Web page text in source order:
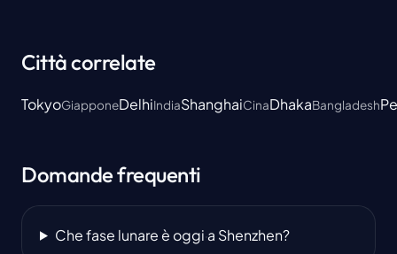
Città correlate
TokyoGiapponeDelhiIndiaShanghaiCinaDhakaBangladesh
Domande frequenti
Che fase lunare è oggi a Shenzhen?